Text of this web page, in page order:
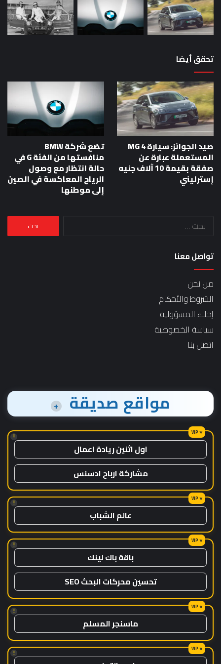
تحقق أيضا
صيد الجوائز: سيارة MG 4
المستعملة عبارة عن
صفقة بقيمة 10 آلاف جنيه
إسترليني
تضع شركة BMW
منافستها من الفئة G في
حالة انتظار مع وصول
الرياح المعاكسة في الصين
إلى موطنها
البحث
تواصل معنا
من نحن
الشروط والأحكام
إخلاء المسؤولية
سياسة الخصوصية
اتصل بنا
مواقع صديقة +
!
اول اثنين ريادة اعمال
مشاركة ارباح ادسنس
!
عالم الشباب
!
باقة باك لينك
تحسين محركات البحث SEO
!
ماسنجر المسلم
!